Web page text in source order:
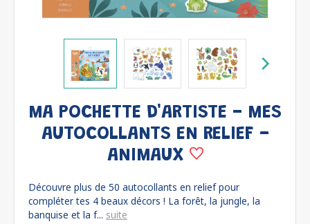
MA POCHETTE D'ARTISTE - MES
AUTOCOLLANTS EN RELIEF -
ANIMAUX
Découvre plus de 50 autocollants en relief pour
compléter tes 4 beaux décors ! La forêt, la jungle, la
banquise et la f... suite